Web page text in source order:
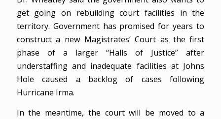
get going on rebuilding court facilities in the
territory. Government has promised for years to
construct a new Magistrates’ Court as the first
phase of a larger “Halls of Justice” after
understaffing and inadequate facilities at Johns
Hole caused a backlog of cases following
Hurricane Irma.
In the meantime, the court will be moved to a